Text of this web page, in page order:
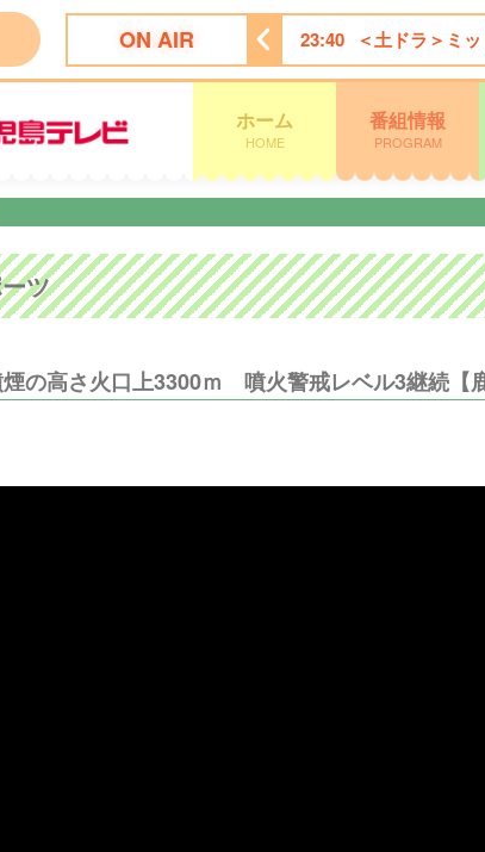
ON AIR
さんまのお笑い向上委員会 23:40 ＜土ドラ＞ミ
ホーム
HOME
番組情報
PROGRAM
ツ
の高さ火口上3300ｍ 噴火警戒レベル3継続【